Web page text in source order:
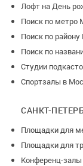
Лофт на День
Поиск по метро
Поиск по
Поиск по
Студии
Спортзалы в
САНКТ-
Площадки для
Площадки для
Конференц-залы